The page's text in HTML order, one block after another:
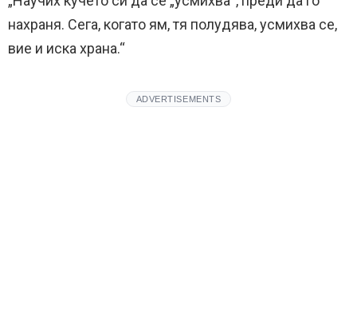
нахраня. Сега, когато ям, тя полудява, усмихва се,
вие и иска храна.“
ADVERTISEMENTS